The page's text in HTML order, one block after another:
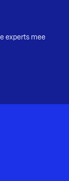
experts mee